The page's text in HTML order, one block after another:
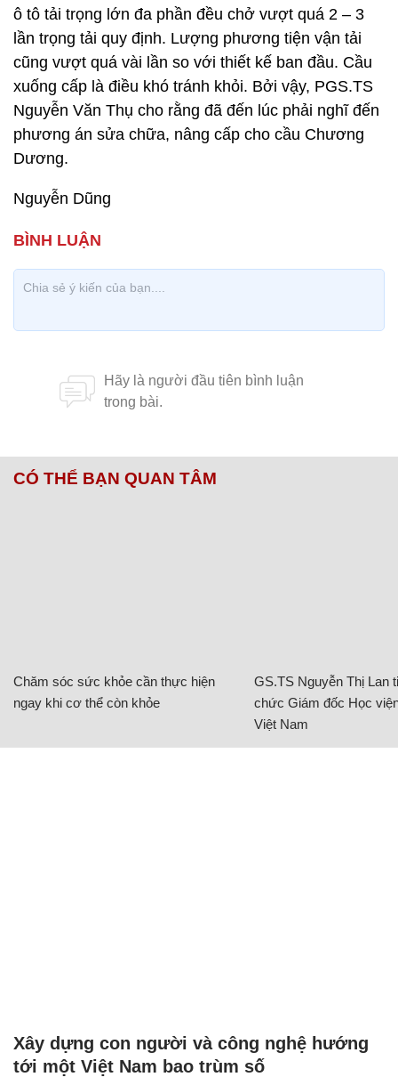
ô tô tải trọng lớn đa phần đều chở vượt quá 2 – 3
lần trọng tải quy định. Lượng phương tiện vận tải
cũng vượt quá vài lần so với thiết kế ban đầu. Cầu
xuống cấp là điều khó tránh khỏi. Bởi vậy, PGS.TS
Nguyễn Văn Thụ cho rằng đã đến lúc phải nghĩ đến
phương án sửa chữa, nâng cấp cho cầu Chương
Dương.
Nguyễn Dũng
CÓ THỂ BẠN QUAN TÂM
Chăm sóc sức khỏe cần thực hiện
ngay khi cơ thể còn khỏe
GS.TS Nguyễn Thị Lan
chức Giám đốc Học
Việt Nam
Xây dựng con người và công nghệ hướng
tới một Việt Nam bao trùm số